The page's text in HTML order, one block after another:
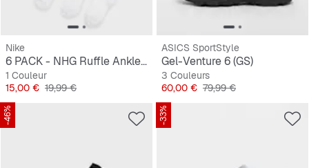
Nike
6 PACK - NHG Ruffle Ankle Socks
1 Couleur
Prix
15,00 € Prix original
19,99 €
ASICS SportStyle
Gel-Venture 6 (GS)
3 Couleurs
Prix
60,00 € Prix original
79,99 €
-46% -33%